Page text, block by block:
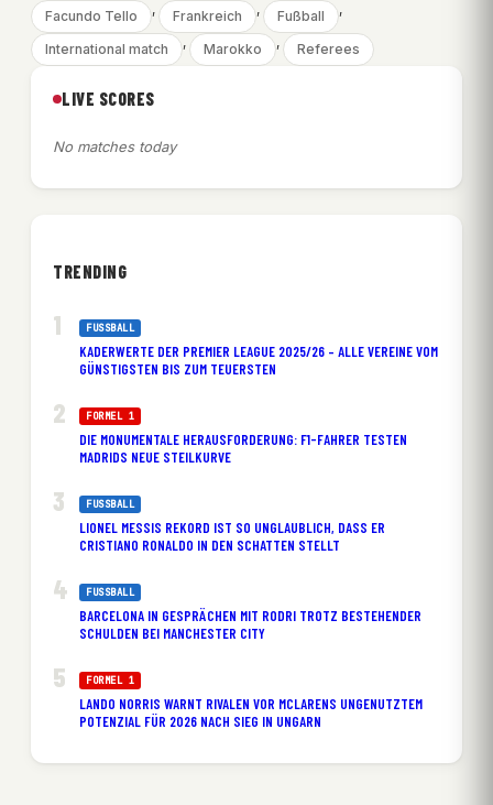
Facundo Tello , Frankreich , Fußball ,
International match , Marokko , Referees
LIVE SCORES
No matches today
TRENDING
FUSSBALL
KADERWERTE DER PREMIER LEAGUE 2025/26 – ALLE VEREINE VOM
GÜNSTIGSTEN BIS ZUM TEUERSTEN
FORMEL 1
DIE MONUMENTALE HERAUSFORDERUNG: F1-FAHRER TESTEN
MADRIDS NEUE STEILKURVE
FUSSBALL
LIONEL MESSIS REKORD IST SO UNGLAUBLICH, DASS ER
CRISTIANO RONALDO IN DEN SCHATTEN STELLT
FUSSBALL
BARCELONA IN GESPRÄCHEN MIT RODRI TROTZ BESTEHENDER
SCHULDEN BEI MANCHESTER CITY
FORMEL 1
LANDO NORRIS WARNT RIVALEN VOR MCLARENS UNGENUTZTEM
POTENZIAL FÜR 2026 NACH SIEG IN UNGARN